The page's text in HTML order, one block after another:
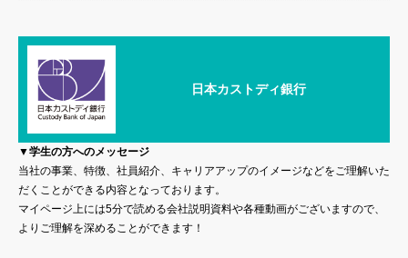
日本カストディ銀行
▼学生の方へのメッセージ
当社の事業、特徴、社員紹介、キャリアアップのイメージなどをご理解いた
だくことができる内容となっております。
マイページ上には5分で読める会社説明資料や各種動画がございますので、
よりご理解を深めることができます！